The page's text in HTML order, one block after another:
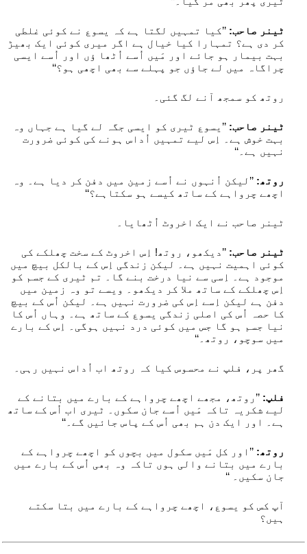
ٹینر صاحب: ’’کیا تمہیں لگتا ہے کہ یسوع نے کوئی غلطی
کر دی ہے؟ تمہارا کیا خیال ہے اگر میری کوئی ایک بھیڑ
بہت بیمار ہو جائے اور مَیں اُسے اُٹھا ؤں اور اُسے ایسی
چراگاہ میں لے جاؤں جو پہلے سے بھی اچھی ہو؟‘‘
روتھ کو سمجھ آنے لگ گئی۔
ٹینر صاحب: ’’یسوع ٹیری کو ایسی جگہ لے گیا ہے جہاں وہ
بہت خوش ہے۔ اِس لیے تمہیں اُداس ہونے کی کوئی ضرورت
نہیں ہے۔‘‘
روتھ: ’’لیکن اُنہوں نے اُسے زمین میں دفن کر دیا ہے۔ وہ
اچھے چرواہے کے ساتھ کیسے ہو سکتاہے؟‘‘
ٹینر صاحب نے ایک اخروٹ اُٹھایا۔
ٹینر صاحب: ’’دیکھو، روتھ! اِس اخروٹ کے سخت چھلکے کی
کوئی اہمیت نہیں ہے۔ لیکن زندگی اِس کے بالکل بیچ میں
موجود ہے۔ اِسی سے نیا درخت بنے گا۔ تم ٹیری کے جسم کو
اِس چھلکے کے ساتھ ملا کر دیکھو۔ ویسے تو وہ زمین میں
دفن ہے لیکن اِسے اِس کی ضرورت نہیں ہے۔ لیکن اُس کے بیچ
کا حصہ اُس کی اصلی زندگی یسوع کے ساتھ ہے۔ وہاں اُس کا
نیا جسم ہو گا جس میں کوئی درد نہیں ہوگی۔ اِس کے بارے
میں سوچو، روتھ۔‘‘
گھر پر، فلپ نے محسوس کیا کہ روتھ اب اُداس نہیں رہی۔
فلپ: ’’روتھ، مجھے اچھے چرواہے کے بارے میں بتانے کے
لیے شکریہ تاکہ مَیں اُسے جان سکوں۔ ٹیری اب اُس کے ساتھ
ہے۔ اور ایک دن ہم بھی اُس کے پاس جائیں گے۔‘‘
روتھ: ’’اور کل مَیں سکول میں بچوں کو اچھے چرواہے کے
بارے میں بتانے والی ہوں تاکہ وہ بھی اُس کے بارے میں
جان سکیں۔ ‘‘
آپ کس کو یسوع، اچھے چرواہے کے بارے میں بتا سکتے
ہیں؟